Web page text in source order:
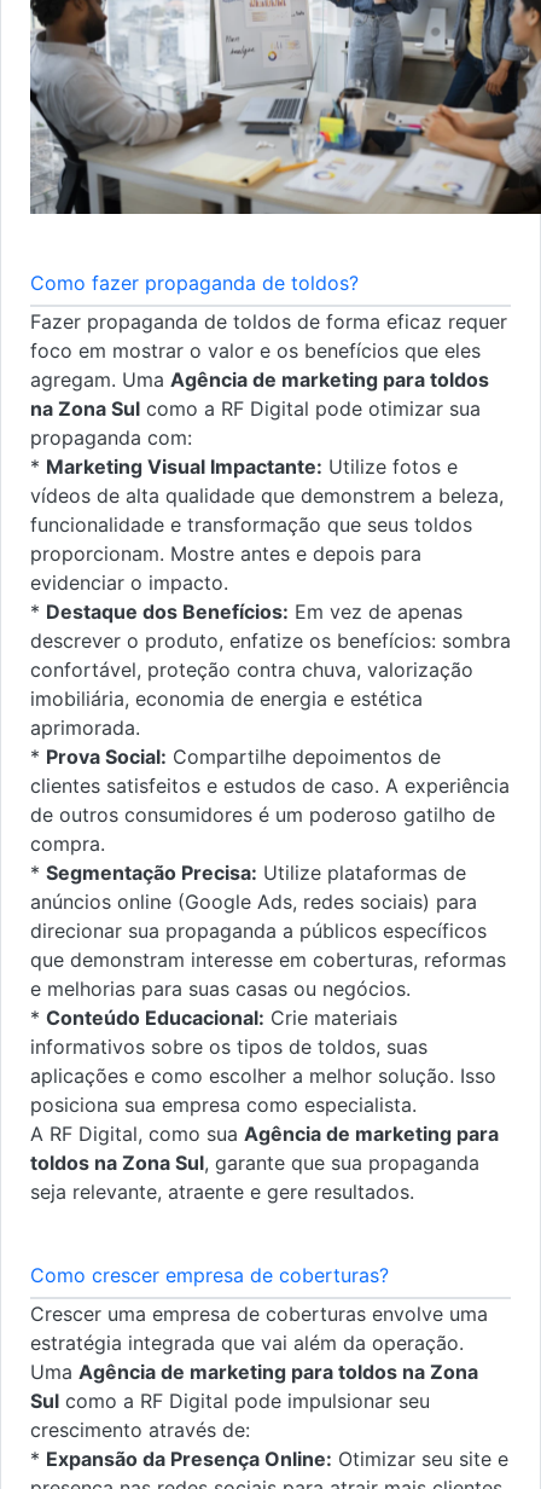
Como fazer propaganda de toldos?
Fazer propaganda de toldos de forma eficaz requer
foco em mostrar o valor e os benefícios que eles
agregam. Uma Agência de marketing para toldos
na Zona Sul como a RF Digital pode otimizar sua
propaganda com:
* Marketing Visual Impactante: Utilize fotos e
vídeos de alta qualidade que demonstrem a beleza,
funcionalidade e transformação que seus toldos
proporcionam. Mostre antes e depois para
evidenciar o impacto.
* Destaque dos Benefícios: Em vez de apenas
descrever o produto, enfatize os benefícios: sombra
confortável, proteção contra chuva, valorização
imobiliária, economia de energia e estética
aprimorada.
* Prova Social: Compartilhe depoimentos de
clientes satisfeitos e estudos de caso. A experiência
de outros consumidores é um poderoso gatilho de
compra.
* Segmentação Precisa: Utilize plataformas de
anúncios online (Google Ads, redes sociais) para
direcionar sua propaganda a públicos específicos
que demonstram interesse em coberturas, reformas
e melhorias para suas casas ou negócios.
* Conteúdo Educacional: Crie materiais
informativos sobre os tipos de toldos, suas
aplicações e como escolher a melhor solução. Isso
posiciona sua empresa como especialista.
A RF Digital, como sua Agência de marketing para
toldos na Zona Sul, garante que sua propaganda
seja relevante, atraente e gere resultados.
Como crescer empresa de coberturas?
Crescer uma empresa de coberturas envolve uma
estratégia integrada que vai além da operação.
Uma Agência de marketing para toldos na Zona
Sul como a RF Digital pode impulsionar seu
crescimento através de:
* Expansão da Presença Online: Otimizar seu site e